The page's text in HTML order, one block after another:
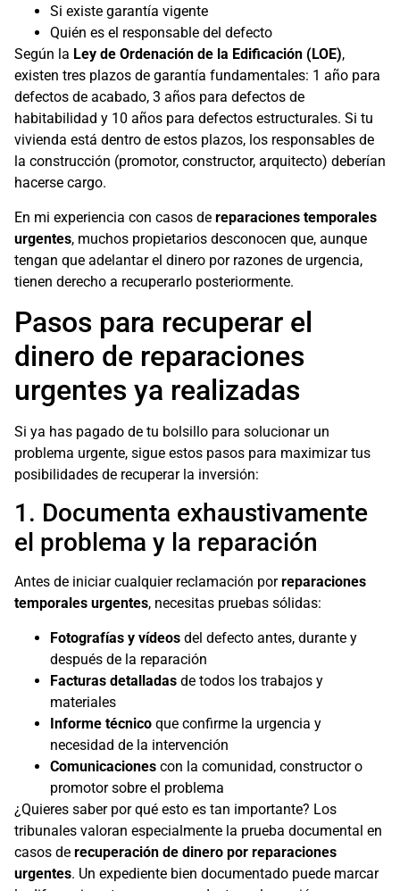
Si existe garantía vigente
Quién es el responsable del defecto
Según la Ley de Ordenación de la Edificación (LOE),
existen tres plazos de garantía fundamentales: 1 año para
defectos de acabado, 3 años para defectos de
habitabilidad y 10 años para defectos estructurales. Si tu
vivienda está dentro de estos plazos, los responsables de
la construcción (promotor, constructor, arquitecto) deberían
hacerse cargo.
En mi experiencia con casos de reparaciones temporales
urgentes, muchos propietarios desconocen que, aunque
tengan que adelantar el dinero por razones de urgencia,
tienen derecho a recuperarlo posteriormente.
Pasos para recuperar el
dinero de reparaciones
urgentes ya realizadas
Si ya has pagado de tu bolsillo para solucionar un
problema urgente, sigue estos pasos para maximizar tus
posibilidades de recuperar la inversión:
1. Documenta exhaustivamente
el problema y la reparación
Antes de iniciar cualquier reclamación porreparaciones
temporales urgentes, necesitas pruebas sólidas:
Fotografías y vídeos del defecto antes, durante y
después de la reparación
Facturas detalladas de todos los trabajos y
materiales
Informe técnico que confirme la urgencia y
necesidad de la intervención
Comunicaciones con la comunidad, constructor o
promotor sobre el problema
¿Quieres saber por qué esto es tan importante? Los
tribunales valoran especialmente la prueba documental en
casos de recuperación de dinero por reparaciones
urgentes. Un expediente bien documentado puede marcar